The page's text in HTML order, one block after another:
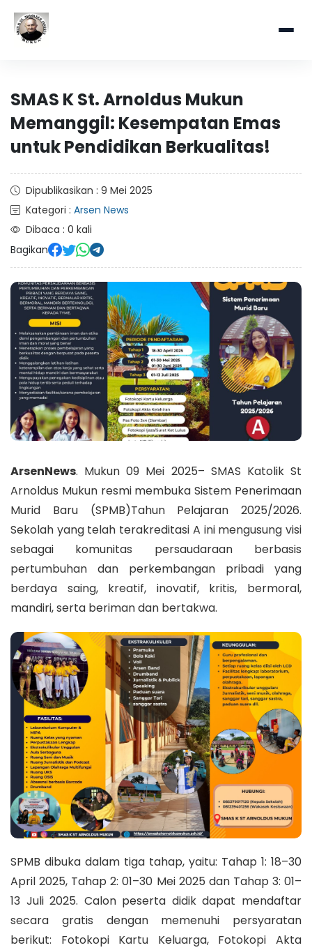
SMAS K St. Arnoldus Mukun
Memanggil: Kesempatan Emas
untuk Pendidikan Berkualitas!
Dipublikasikan : 9 Mei 2025
Kategori : Arsen News
Dibaca : 0 kali
Bagikan
ArsenNews. Mukun 09 Mei 2025– SMAS Katolik St
Arnoldus Mukun resmi membuka Sistem Penerimaan
Murid Baru (SPMB)Tahun Pelajaran 2025/2026.
Sekolah yang telah terakreditasi A ini mengusung visi
sebagai komunitas persaudaraan berbasis
pertumbuhan dan perkembangan pribadi yang
berdaya saing, kreatif, inovatif, kritis, bermoral,
mandiri, serta beriman dan bertakwa.
SPMB dibuka dalam tiga tahap, yaitu: Tahap 1: 18–30
April 2025, Tahap 2: 01–30 Mei 2025 dan Tahap 3: 01–
13 Juli 2025. Calon peserta didik dapat mendaftar
secara gratis dengan memenuhi persyaratan
berikut: Fotokopi Kartu Keluarga, Fotokopi Akta